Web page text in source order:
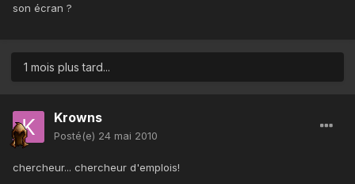
son écran ?
1 mois plus tard...
Krowns
Posté(e) 24 mai 2010
chercheur... chercheur d'emplois!